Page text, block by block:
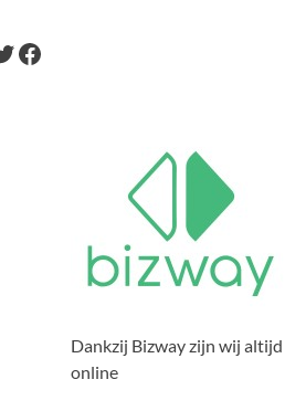
Dankzij Bizway zijn wij altijd
online